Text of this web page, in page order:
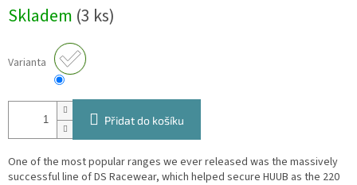
cena:
Skladem (3 ks)
Varianta
Přidat do košíku
One of the most popular ranges we ever released was the massively
successful line of DS Racewear, which helped secure HUUB as the 220